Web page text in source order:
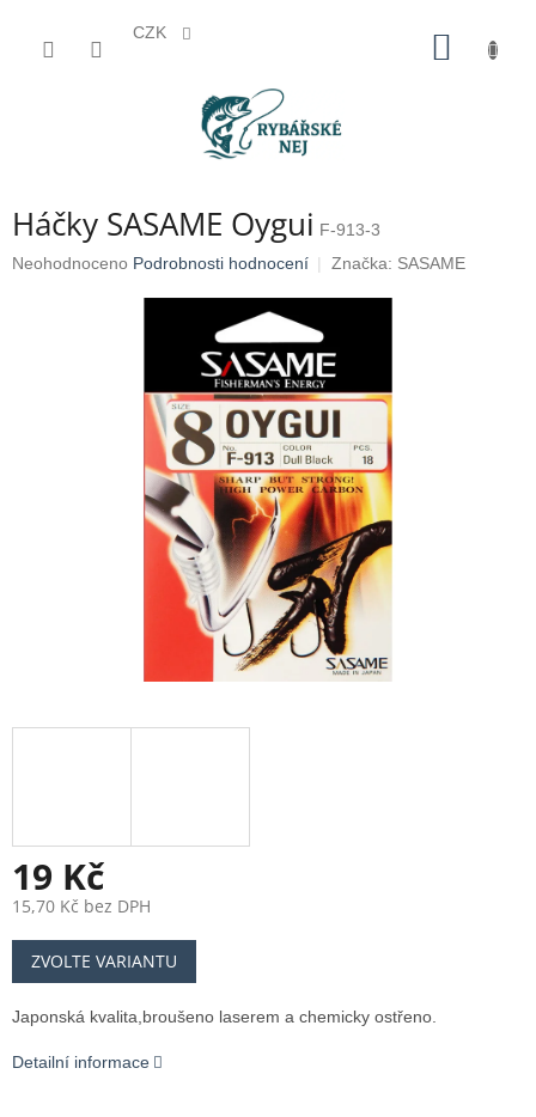
CZK
Háčky SASAME Oygui F-913-3
Průměrné
Neohodnoceno Podrobnosti hodnocení Značka: SASAME
19 Kč
15,70 Kč bez DPH
Měrná
cena:
ZVOLTE VARIANTU
Japonská kvalita,broušeno laserem a chemicky ostřeno.
Detailní informace